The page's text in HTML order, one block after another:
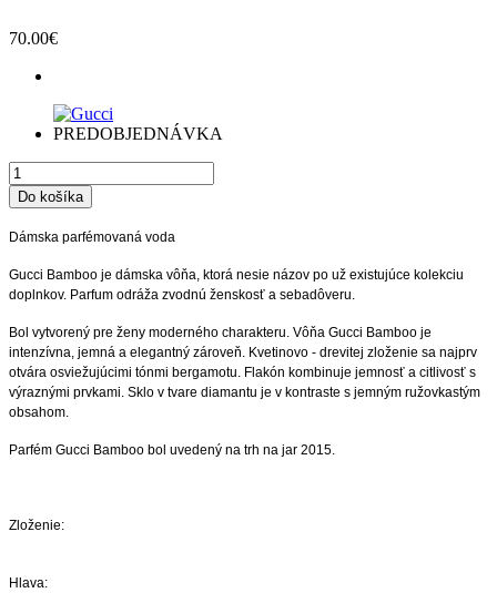
70.00€
PREDOBJEDNÁVKA
Dámska parfémovaná voda
Gucci Bamboo je dámska vôňa, ktorá nesie názov po už existujúce kolekciu
doplnkov. Parfum odráža zvodnú ženskosť a sebadôveru.
Bol vytvorený pre ženy moderného charakteru. Vôňa Gucci Bamboo je
intenzívna, jemná a elegantný zároveň. Kvetinovo - drevitej zloženie sa najprv
otvára osviežujúcimi tónmi bergamotu. Flakón kombinuje jemnosť a citlivosť s
výraznými prvkami. Sklo v tvare diamantu je v kontraste s jemným ružovkastým
obsahom.
Parfém Gucci Bamboo bol uvedený na trh na jar 2015.
Zloženie:
Hlava: